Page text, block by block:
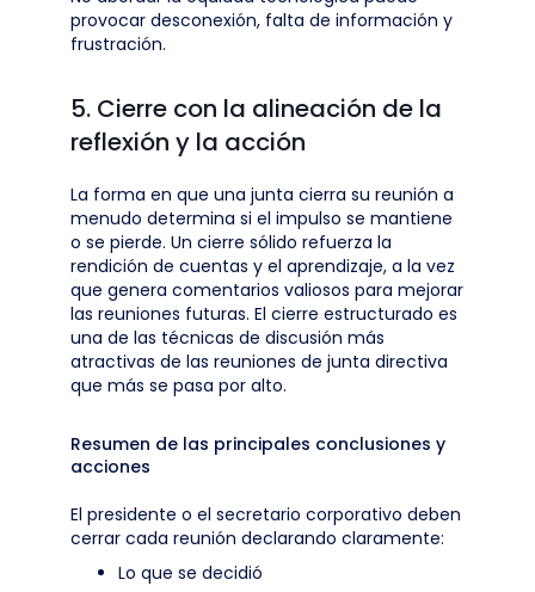
provocar desconexión, falta de información y
frustración.
5. Cierre con la alineación de la
reflexión y la acción
La forma en que una junta cierra su reunión a
menudo determina si el impulso se mantiene
o se pierde. Un cierre sólido refuerza la
rendición de cuentas y el aprendizaje, a la vez
que genera comentarios valiosos para mejorar
las reuniones futuras. El cierre estructurado es
una de las técnicas de discusión más
atractivas de las reuniones de junta directiva
que más se pasa por alto.
Resumen de las principales conclusiones y
acciones
El presidente o el secretario corporativo deben
cerrar cada reunión declarando claramente:
Lo que se decidió